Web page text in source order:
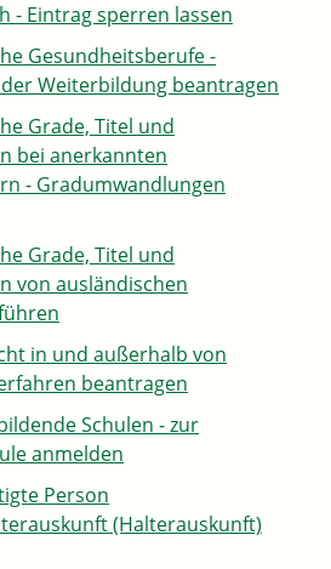
- Eintrag sperren lassen
Gesundheitsberufe -
Weiterbildung beantragen
Grade, Titel und
bei anerkannten
- Gradumwandlungen
Grade, Titel und
von ausländischen
in und außerhalb von
beantragen
Schulen - zur
anmelden
Person
(Halterauskunft)